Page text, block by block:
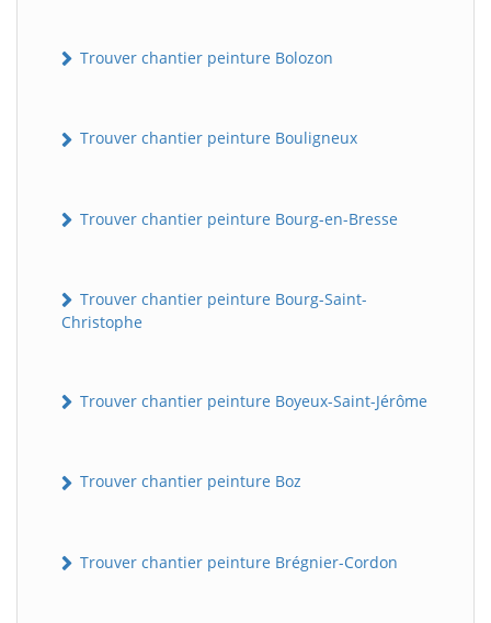
Trouver chantier peinture Bolozon
Trouver chantier peinture Bouligneux
Trouver chantier peinture Bourg-en-Bresse
Trouver chantier peinture Bourg-Saint-
Christophe
Trouver chantier peinture Boyeux-Saint-Jérôme
Trouver chantier peinture Boz
Trouver chantier peinture Brégnier-Cordon